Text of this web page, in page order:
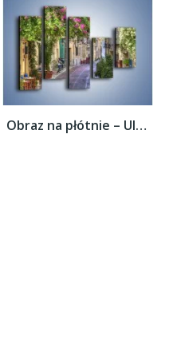
Obraz na płótnie – Uliczka w historycznej...